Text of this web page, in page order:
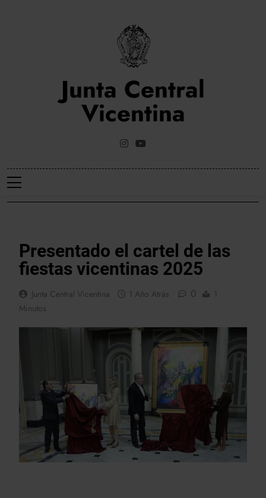
Junta Central
Vicentina
Web Oficial De La Junta Central Vicentina De Valencia
Presentado el cartel de las
fiestas vicentinas 2025
Junta Central Vicentina 1 Año Atrás 0
1
Minutos